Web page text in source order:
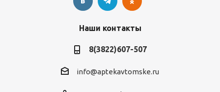
Наши контакты
8(3822)607-507
info@aptekavtomske.ru